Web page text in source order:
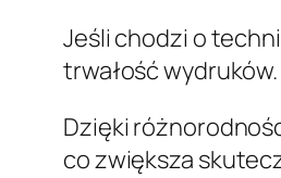
Jeśli chodzi o
trwałość wydruków.
Dzięki
co zwiększa